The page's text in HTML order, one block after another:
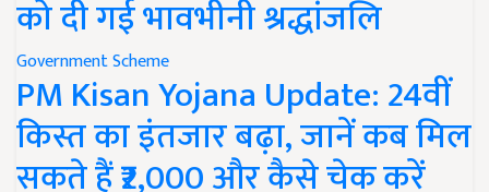
को दी गई भावभीनी श्रद्धांजलि
Government Scheme
PM Kisan Yojana Update: 24वीं
किस्त का इंतजार बढ़ा, जानें कब मिल
सकते हैं ₹2,000 और कैसे चेक करें